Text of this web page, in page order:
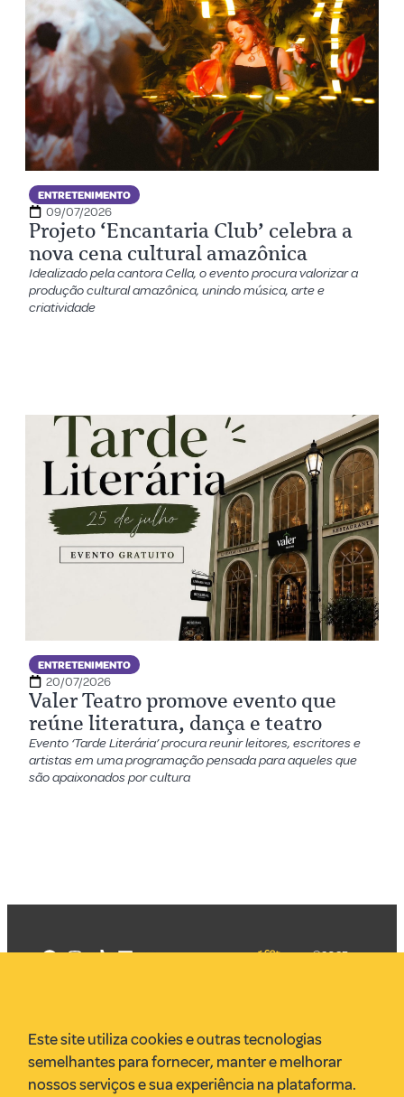
ENTRETENIMENTO
09/07/2026
Projeto ‘Encantaria Club’ celebra a
nova cena cultural amazônica
Idealizado pela cantora Cella, o evento procura valorizar a
produção cultural amazônica, unindo música, arte e
criatividade
ENTRETENIMENTO
20/07/2026
Valer Teatro promove evento que
reúne literatura, dança e teatro
Evento ‘Tarde Literária’ procura reunir leitores, escritores e
artistas em uma programação pensada para aqueles que
são apaixonados por cultura
VR Assessoria
Parcerias
©2025
Este site utiliza cookies e outras tecnologias
semelhantes para fornecer, manter e melhorar
nossos serviços e sua experiência na plataforma.